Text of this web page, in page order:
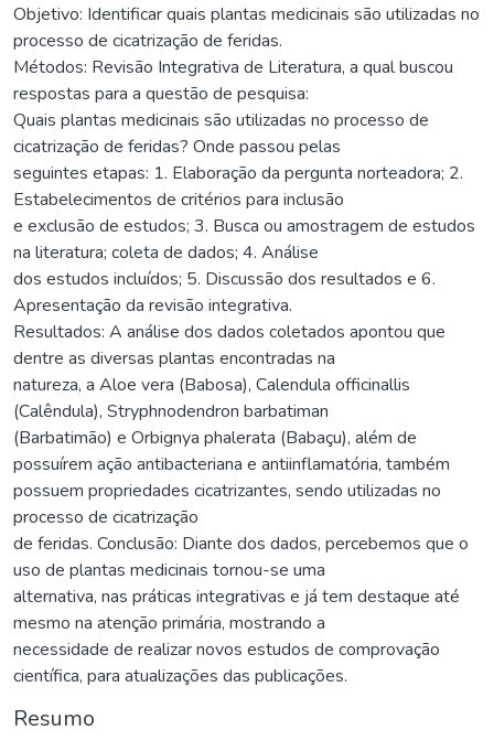
Objetivo: Identificar quais plantas medicinais são utilizadas no
processo de cicatrização de feridas.
Métodos: Revisão Integrativa de Literatura, a qual buscou
respostas para a questão de pesquisa:
Quais plantas medicinais são utilizadas no processo de
cicatrização de feridas? Onde passou pelas
seguintes etapas: 1. Elaboração da pergunta norteadora; 2.
Estabelecimentos de critérios para inclusão
e exclusão de estudos; 3. Busca ou amostragem de estudos
na literatura; coleta de dados; 4. Análise
dos estudos incluídos; 5. Discussão dos resultados e 6.
Apresentação da revisão integrativa.
Resultados: A análise dos dados coletados apontou que
dentre as diversas plantas encontradas na
natureza, a Aloe vera (Babosa), Calendula officinallis
(Calêndula), Stryphnodendron barbatiman
(Barbatimão) e Orbignya phalerata (Babaçu), além de
possuírem ação antibacteriana e antiinflamatória, também
possuem propriedades cicatrizantes, sendo utilizadas no
processo de cicatrização
de feridas. Conclusão: Diante dos dados, percebemos que o
uso de plantas medicinais tornou-se uma
alternativa, nas práticas integrativas e já tem destaque até
mesmo na atenção primária, mostrando a
necessidade de realizar novos estudos de comprovação
científica, para atualizações das publicações.
Resumo